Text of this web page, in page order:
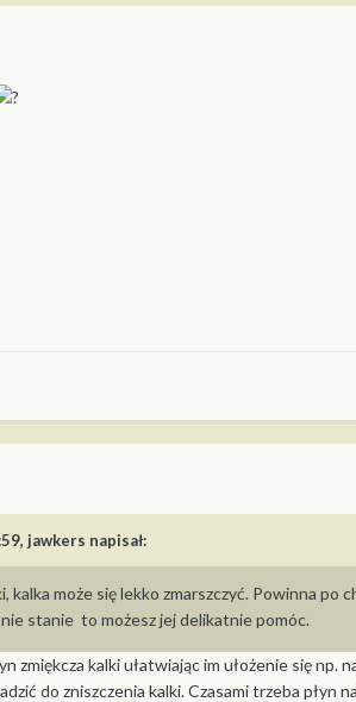
jawkers napisał:
kalka może się lekko zmarszczyć. Powinna
stanie to możesz jej delikatnie pomóc.
zmiękcza kalki ułatwiając im ułożenie się np.
do zniszczenia kalki. Czasami trzeba płyn